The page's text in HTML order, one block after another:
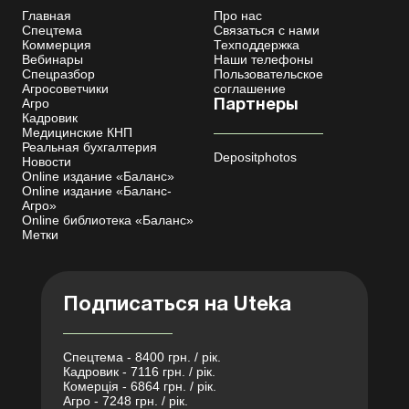
Главная
Спецтема
Коммерция
Вебинары
Спецразбор
Агросоветчики
Агро
Кадровик
Медицинские КНП
Реальная бухгалтерия
Новости
Online издание «Баланс»
Online издание «Баланс-
Агро»
Online библиотека «Баланс»
Метки
Про нас
Связаться с нами
Техподдержка
Наши телефоны
Пользовательское
соглашение
Партнеры
Depositphotos
Подписаться на Uteka
Спецтема - 8400 грн. / рік.
Кадровик - 7116 грн. / рік.
Комерція - 6864 грн. / рік.
Агро - 7248 грн. / рік.